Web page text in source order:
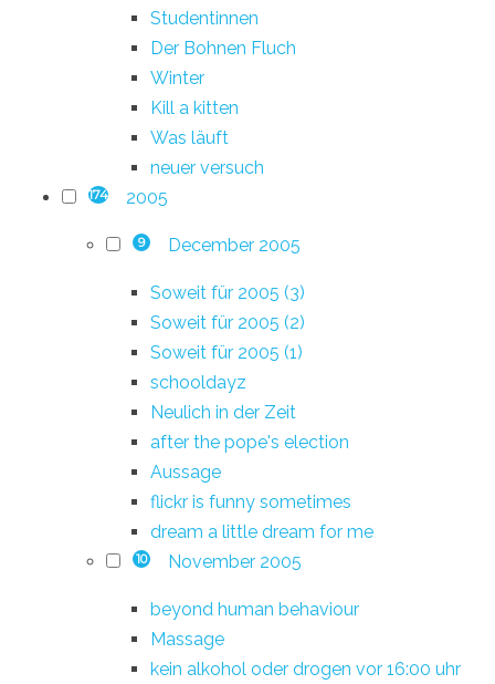
Studentinnen
Der Bohnen Fluch
Winter
Kill a kitten
Was läuft
neuer versuch
174 2005
9 December 2005
Soweit für 2005 (3)
Soweit für 2005 (2)
Soweit für 2005 (1)
schooldayz
Neulich in der Zeit
after the pope's election
Aussage
flickr is funny sometimes
dream a little dream for me
10 November 2005
beyond human behaviour
Massage
kein alkohol oder drogen vor 16:00 uhr